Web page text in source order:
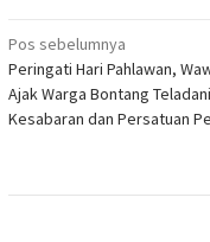
Navigasi
pos
Pos sebelumnya
Peringati Hari Pahlawan,
Ajak Warga Bontang Teladani
Kesabaran dan Persatuan